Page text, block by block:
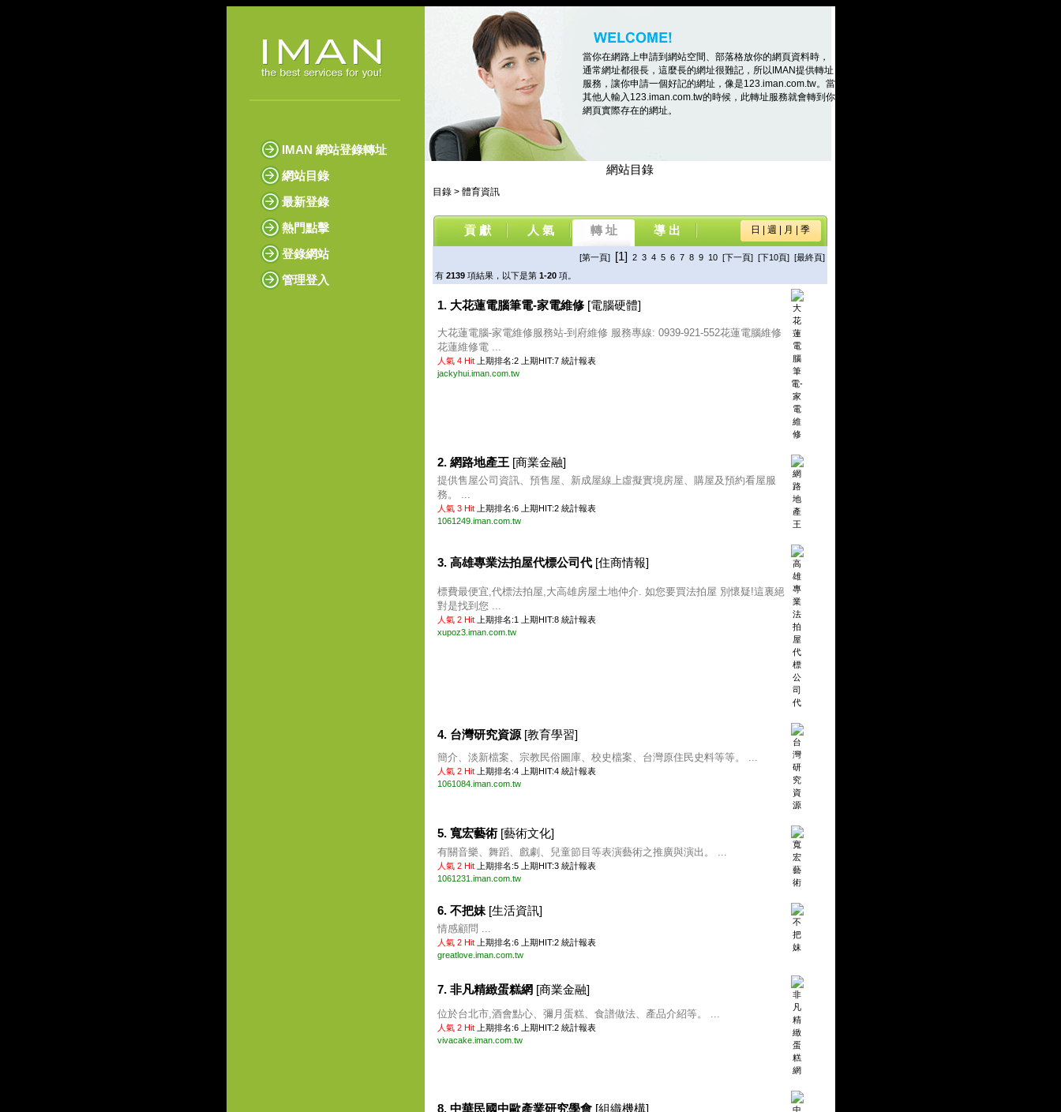
IMAN 網站登錄轉址
網站目錄
最新登錄
熱門點擊
登錄網站
管理登入
當你在網路上申請到網站空間、部落格放你的網頁資料時，
通常網址都很長，這麼長的網址很難記，所以IMAN提供轉址
服務，讓你申請一個好記的網址，像是123.iman.com.tw。當
其他人輸入123.iman.com.tw的時候，此轉址服務就會轉到你
網頁實際存在的網址。
網站目錄
目錄 > 體育資訊
貢 獻 人 氣 轉 址 導 出 日 週 月 季
[第一頁] [1] 2 3 4 5 6 7 8 9 10 [下一頁] [下10頁] [最終頁]
有 2139 項結果，以下是第 1-20項。
1. 大花蓮電腦筆電-家電維修 [電腦硬體]
大花蓮電腦-家電維修服務站-到府維修 服務專線: 0939-921-552花蓮電腦維修
花蓮維修電 ...
人氣 4 Hit 上期排名:2 上期HIT:7 統計報表
jackyhui.iman.com.tw
2. 網路地產王 [商業金融]
提供售屋公司資訊、預售屋、新成屋線上虛擬實境房屋、購屋及預約看屋服
務。 ...
人氣 3 Hit 上期排名:6 上期HIT:2 統計報表
1061249.iman.com.tw
3. 高雄專業法拍屋代標公司代 [住商情報]
標費最便宜,代標法拍屋,大高雄房屋土地仲介. 如您要買法拍屋 別懷疑!這裏絕
對是找到您 ...
人氣 2 Hit 上期排名:1 上期HIT:8 統計報表
xupoz3.iman.com.tw
4. 台灣研究資源 [教育學習]
簡介、淡新檔案、宗教民俗圖庫、校史檔案、台灣原住民史料等等。 ...
人氣 2 Hit 上期排名:4 上期HIT:4 統計報表
1061084.iman.com.tw
5. 寬宏藝術 [藝術文化]
有關音樂、舞蹈、戲劇、兒童節目等表演藝術之推廣與演出。 ...
人氣 2 Hit 上期排名:5 上期HIT:3 統計報表
1061231.iman.com.tw
6. 不把妹 [生活資訊]
情感顧問 ...
人氣 2 Hit 上期排名:6 上期HIT:2 統計報表
greatlove.iman.com.tw
7. 非凡精緻蛋糕網 [商業金融]
位於台北市,酒會點心、彌月蛋糕、食譜做法、產品介紹等。 ...
人氣 2 Hit 上期排名:6 上期HIT:2 統計報表
vivacake.iman.com.tw
8. 中華民國中歐產業研究學會 [組織機構]